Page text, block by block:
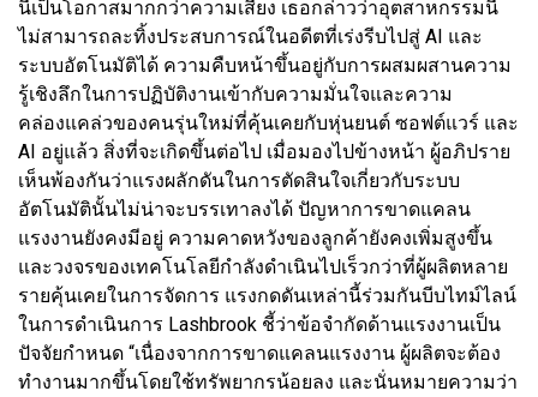
นี้เป็นโอกาสมากกว่าความเสี่ยง เธอกล่าวว่าอุตสาหกรรมนี้
ไม่สามารถละทิ้งประสบการณ์ในอดีตที่เร่งรีบไปสู่ ​​AI และ
ระบบอัตโนมัติได้ ความคืบหน้าขึ้นอยู่กับการผสมผสานความ
รู้เชิงลึกในการปฏิบัติงานเข้ากับความมั่นใจและความ
คล่องแคล่วของคนรุ่นใหม่ที่คุ้นเคยกับหุ่นยนต์ ซอฟต์แวร์ และ
AI อยู่แล้ว สิ่งที่จะเกิดขึ้นต่อไป เมื่อมองไปข้างหน้า ผู้อภิปราย
เห็นพ้องกันว่าแรงผลักดันในการตัดสินใจเกี่ยวกับระบบ
อัตโนมัตินั้นไม่น่าจะบรรเทาลงได้ ปัญหาการขาดแคลน
แรงงานยังคงมีอยู่ ความคาดหวังของลูกค้ายังคงเพิ่มสูงขึ้น
และวงจรของเทคโนโลยีกำลังดำเนินไปเร็วกว่าที่ผู้ผลิตหลาย
รายคุ้นเคยในการจัดการ แรงกดดันเหล่านี้ร่วมกันบีบไทม์ไลน์
ในการดำเนินการ Lashbrook ชี้ว่าข้อจำกัดด้านแรงงานเป็น
ปัจจัยกำหนด “เนื่องจากการขาดแคลนแรงงาน ผู้ผลิตจะต้อง
ทำงานมากขึ้นโดยใช้ทรัพยากรน้อยลง และนั่นหมายความว่า